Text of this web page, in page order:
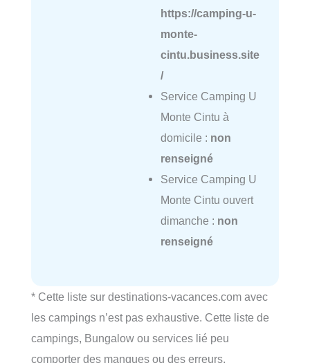
https://camping-u-
monte-
cintu.business.site
/
Service Camping U
Monte Cintu à
domicile : non
renseigné
Service Camping U
Monte Cintu ouvert
dimanche : non
renseigné
* Cette liste sur destinations-vacances.com avec
les campings n’est pas exhaustive. Cette liste de
campings, Bungalow ou services lié peu
comporter des manques ou des erreurs.